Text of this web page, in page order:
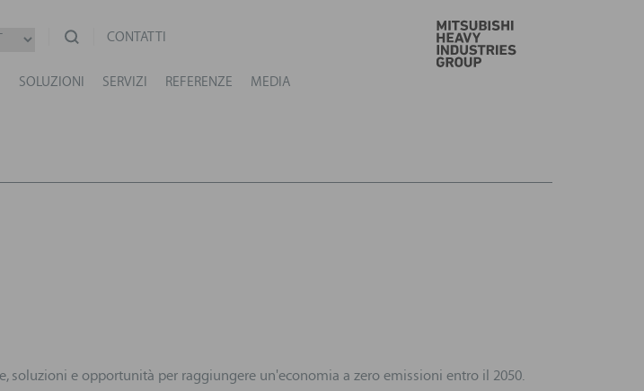
SOLUZIONI SERVIZI REFERENZE MEDIA
CONTATTI
e opportunità per raggiungere un'economia a zero emissioni entro il 2050.